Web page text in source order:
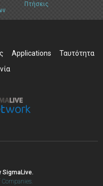
Πτήσεις
Applications
Ταυτότητα
SigmaLive.
Companies.